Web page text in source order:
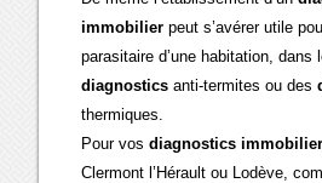
immobilier peut s’avérer utile
parasitaire d’une habitation, dans
diagnosticsanti-termites ou des
thermiques.
Pour vos diagnostics
Clermont l’Hérault ou Lodève,